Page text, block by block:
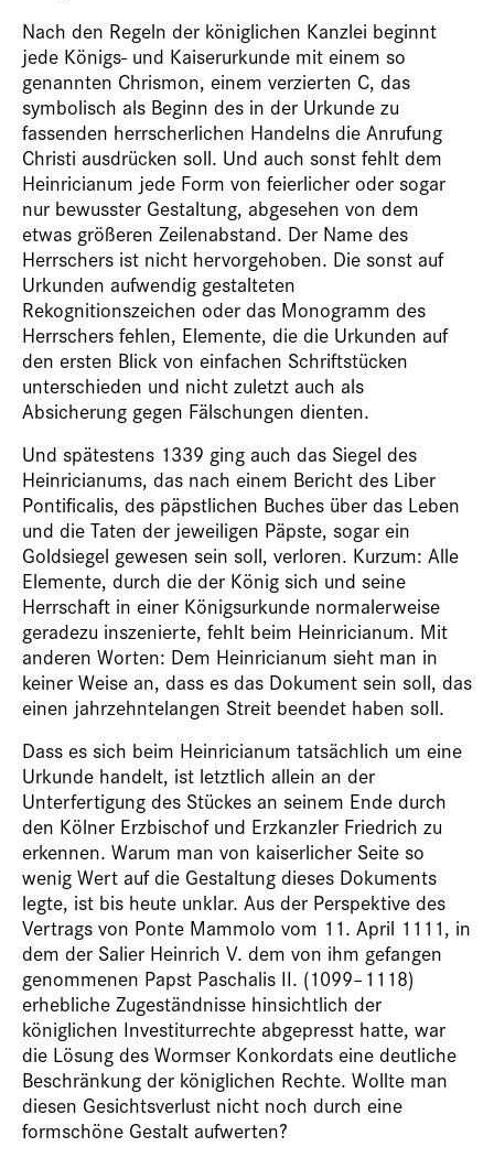
Nach den Regeln der königlichen Kanzlei beginnt
jede Königs- und Kaiserurkunde mit einem so
genannten Chrismon, einem verzierten C, das
symbolisch als Beginn des in der Urkunde zu
fassenden herrscherlichen Handelns die Anrufung
Christi ausdrücken soll. Und auch sonst fehlt dem
Heinricianum jede Form von feierlicher oder sogar
nur bewusster Gestaltung, abgesehen von dem
etwas größeren Zeilenabstand. Der Name des
Herrschers ist nicht hervorgehoben. Die sonst auf
Urkunden aufwendig gestalteten
Rekognitionszeichen oder das Monogramm des
Herrschers fehlen, Elemente, die die Urkunden auf
den ersten Blick von einfachen Schriftstücken
unterschieden und nicht zuletzt auch als
Absicherung gegen Fälschungen dienten.
Und spätestens 1339 ging auch das Siegel des
Heinricianums, das nach einem Bericht des Liber
Pontificalis, des päpstlichen Buches über das Leben
und die Taten der jeweiligen Päpste, sogar ein
Goldsiegel gewesen sein soll, verloren. Kurzum: Alle
Elemente, durch die der König sich und seine
Herrschaft in einer Königsurkunde normalerweise
geradezu inszenierte, fehlt beim Heinricianum. Mit
anderen Worten: Dem Heinricianum sieht man in
keiner Weise an, dass es das Dokument sein soll, das
einen jahrzehntelangen Streit beendet haben soll.
Dass es sich beim Heinricianum tatsächlich um eine
Urkunde handelt, ist letztlich allein an der
Unterfertigung des Stückes an seinem Ende durch
den Kölner Erzbischof und Erzkanzler Friedrich zu
erkennen. Warum man von kaiserlicher Seite so
wenig Wert auf die Gestaltung dieses Dokuments
legte, ist bis heute unklar. Aus der Perspektive des
Vertrags von Ponte Mammolo vom 11. April 1111, in
dem der Salier Heinrich V. dem von ihm gefangen
genommenen Papst Paschalis II. (1099–1118)
erhebliche Zugeständnisse hinsichtlich der
königlichen Investiturrechte abgepresst hatte, war
die Lösung des Wormser Konkordats eine deutliche
Beschränkung der königlichen Rechte. Wollte man
diesen Gesichtsverlust nicht noch durch eine
formschöne Gestalt aufwerten?